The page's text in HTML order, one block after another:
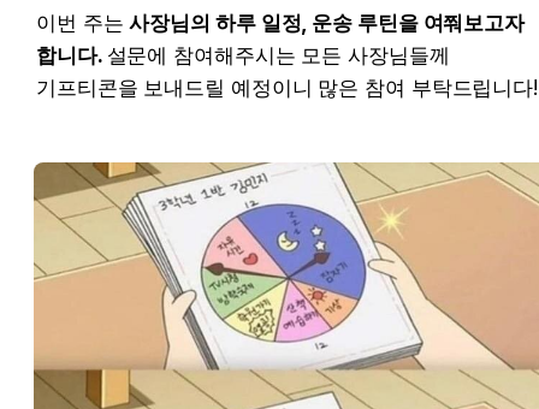
이번 주는 사장님의 하루 일정, 운송 루틴을 여쭤보고자
합니다. 설문에 참여해주시는 모든 사장님들께
기프티콘을 보내드릴 예정이니 많은 참여 부탁드립니다!